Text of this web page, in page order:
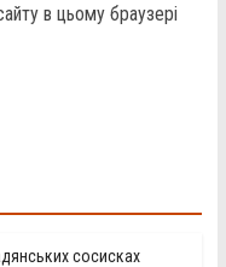
в цьому браузері
сосисках